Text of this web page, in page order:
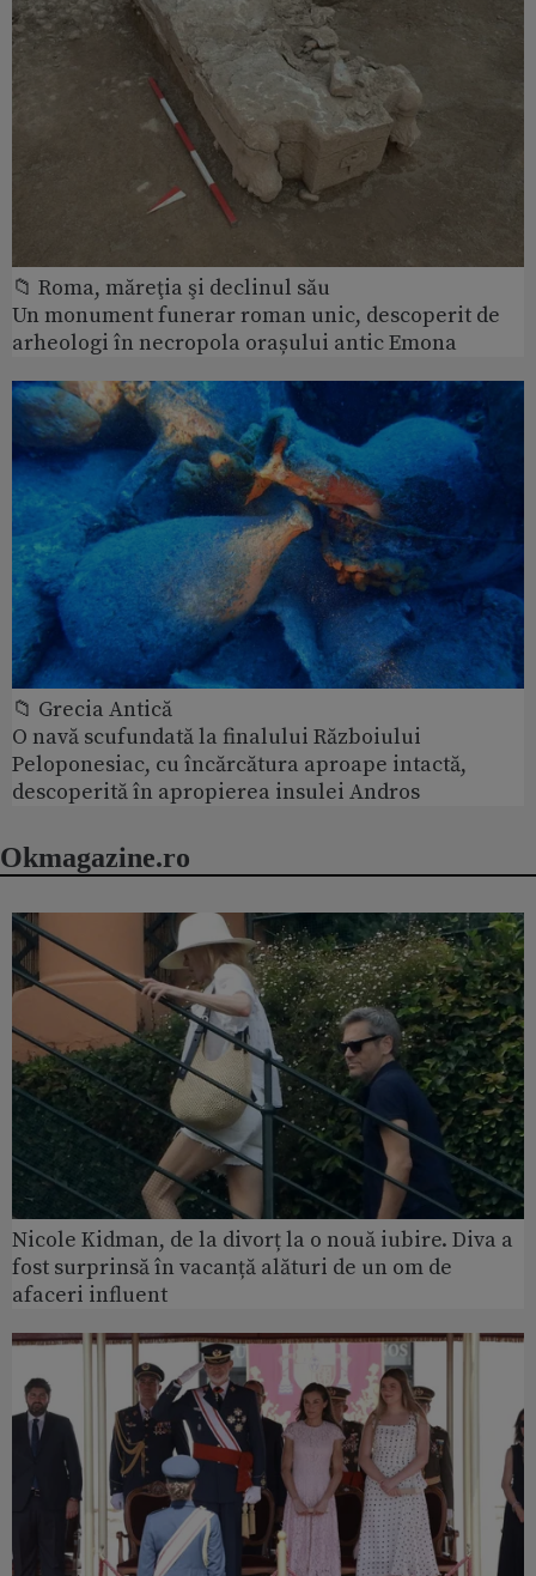
📁 Roma, măreţia şi declinul său
Un monument funerar roman unic, descoperit de
arheologi în necropola orașului antic Emona
📁 Grecia Antică
O navă scufundată la finalului Războiului
Peloponesiac, cu încărcătura aproape intactă,
descoperită în apropierea insulei Andros
Okmagazine.ro
Nicole Kidman, de la divorț la o nouă iubire. Diva a
fost surprinsă în vacanță alături de un om de
afaceri influent